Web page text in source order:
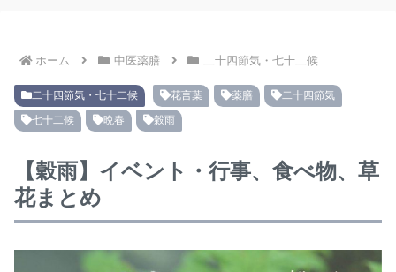
ホーム 中医薬膳 二十四節気・七十二候
二十四節気・七十二候 花言葉 薬膳
二十四節気
七十二候
晩春 穀雨
【穀雨】イベント・行事、食べ物、草
花まとめ